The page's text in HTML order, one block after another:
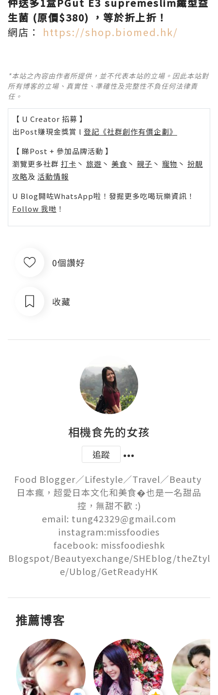
生菌 (原價$380) ，等於折上折！
網店： https://shop.biomed.hk/
*本站之內容由作者所提供，並不代表本站的立場。因此本站對
所有博客的立場、真實性、準確性及完整性不負任何法律責
任。
【 U Creator 招募 】
出Post賺現金獎賞 l 登記《社群創作有價企劃》
【 睇Post + 參加品牌活動 】
瀏覽更多社群 打卡 丶 旅遊 丶 美食 丶 親子 丶 寵物 丶 扮靚
攻略及 活動情報
U Blog開咗WhatsApp啦！發掘更多吃喝玩樂資訊！
Follow 我哋 ！
0個讚好
收藏
相機食先的女孩
追蹤
Food Blogger／Lifestyle／Travel／Beauty
日本瘋，超愛日本文化和美食�也是一名甜品
控，無甜不歡 :)
email: tung42329@gmail.com
instagram:missfoodies
facebook: missfoodieshk
Blogspot/Beautyexchange/SHEblog/theZtyl
e/Ublog/GetReadyHK
推薦博客